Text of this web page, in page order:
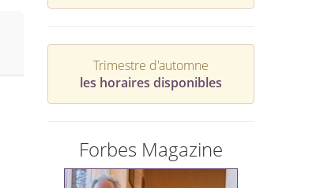
Trimestre d'automne
les horaires disponibles
Forbes Magazine